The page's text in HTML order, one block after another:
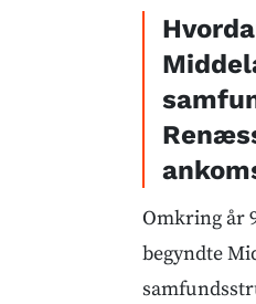
Omkring år
begyndte